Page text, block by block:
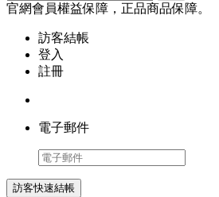
官網會員權益保障，正品商品保障。
訪客結帳
登入
註冊
電子郵件
訪客快速結帳